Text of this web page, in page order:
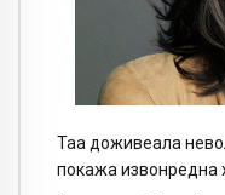
Таа доживеала
покажа извонредна